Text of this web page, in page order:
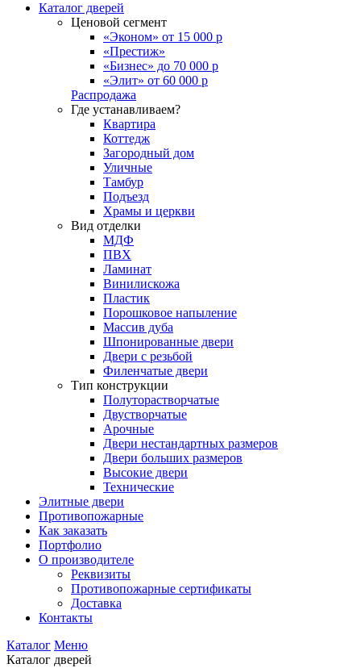
Каталог дверей
Ценовой сегмент
«Эконом» от 15 000 р
«Престиж»
«Бизнес» до 70 000 р
«Элит» от 60 000 р
Распродажа
Где устанавливаем?
Квартира
Коттедж
Загородный дом
Уличные
Тамбур
Подъезд
Храмы и церкви
Вид отделки
МДФ
ПВХ
Ламинат
Винилискожа
Пластик
Порошковое напыление
Массив дуба
Шпонированные двери
Двери с резьбой
Филенчатые двери
Тип конструкции
Полуторастворчатые
Двустворчатые
Арочные
Двери нестандартных размеров
Двери больших размеров
Высокие двери
Технические
Элитные двери
Противопожарные
Как заказать
Портфолио
О производителе
Реквизиты
Противопожарные сертификаты
Доставка
Контакты
Каталог Меню
Каталог дверей